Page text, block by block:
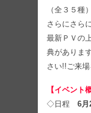
（全３５種
さらにさら
最新ＰＶの
典がありま
さい!!ご来
【イベント
◇日程 6月